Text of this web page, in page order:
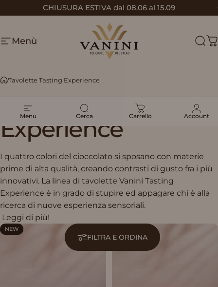
Vai direttamente ai contenuti
CHIUSURA ESTIVA dal 08.06 al 15.09
Metti in pausa presentazione
Menù Vanini
Menu Cerca Carrello Account
Tavolette Tasting Experience
Tavolette
Tasting
Experience
I quattro colori del cioccolato si sposano con materie
prime di alta qualità, creando contrasti di gusto fra i più
innovativi. La linea di tavolette Vanini Tasting
Experience è in grado di stupire ed appagare chi è alla
ricerca di nuove esperienza sensoriali.
Leggi di più!
FILTRA E ORDINA
NEW